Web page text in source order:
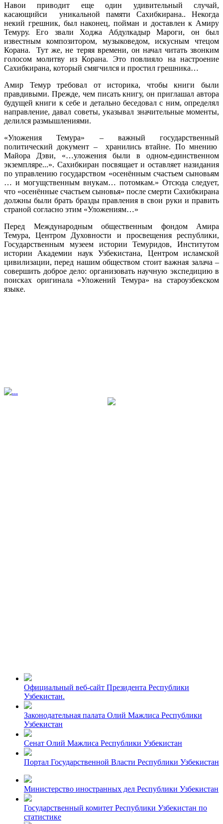
Навои приводит еще один удивительный случай,
касающийси уникальной памяти Сахибкирана.. Некогда
некий грешник, был наконец, пойман и доставлен к Амиру
Темуру. Его звали Ходжа Абдулкадыр Мароги, он был
известным композитором, музыковедом, искусным чтецом
Корана. Тут же, не теряя времени, он начал читать звонким
голосом молитву из Корана. Это повлияло на настроение
Сахибкирана, который смягчился и простил грешника…
Амир Темур требовал от историка, чтобы книги были
правдивыми. Прежде, чем писать книгу, он приглашал автора
будущей книги к себе и детально беседовал с ним, определял
направление, давал советы, указывал значительные моменты,
делился размышлениями.
«Уложения Темура» – важный государственный
политический документ – хранились втайне. По мнению
Майора Дэви, «…уложения были в одном-единственном
экземпляре...». Сахибкиран посвящает и оставляет назидания
по управлению государством «осенённым счастьем сыновьям
… и могущственным внукам… потомкам.» Отсюда следует,
что «осенённые счастьем сыновья» после смерти Сахибкирана
должны были брать бразды правления в свои руки и править
страной согласно этим «Уложениям…»
Перед Международным общественным фондом Амира
Темура, Центром Духовности и просвещения республики,
Государственным музеем истории Темуридов, Институтом
истории Академии наук Узбекистана, Центром исламской
цивилизации, перед нашим обществом стоит важная залача –
совершить доброе дело: организовать научную экспедицию в
поисках оригинала «Уложений Темура» на староузбекском
языке.
Официальный веб-сайт Президента Республики
Узбекистан.
Законодательная палата Олий Мажлиса Республики
Узбекистан
Сенат Олий Мажлиса Республики Узбекистан
Портал Государственной Власти Республики Узбекистан
Министерство иностранных дел Республики Узбекистан
Государственный комитет Республики Узбекистан по
статистике